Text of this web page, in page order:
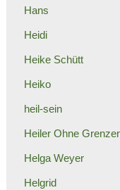
Hans
Heidi
Heike Schütt
Heiko
heil-sein
Heiler Ohne
Helga Weyer
Helgrid